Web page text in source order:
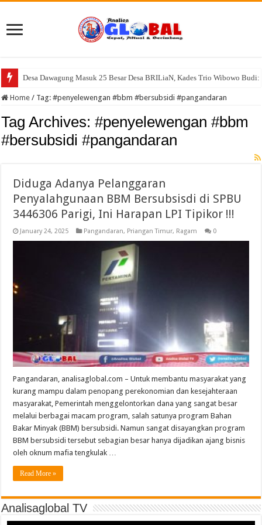
Desa Dawagung Masuk 25 Besar Desa BRILiaN, Kades Trio Wibowo
Warga Resah, Kandang dan Pemotongan Ayam di Desa Cisayong Diduga
Home / Tag:#penyelewengan #bbm #bersubsidi #pangandaran
Tag Archives:#penyelewengan #bbm
#bersubsidi #pangandaran
Diduga Adanya Pelanggaran
Penyalahgunaan BBM Bersubsisdi di SPBU
3446306 Parigi, Ini Harapan LPI Tipikor !!!
January 24, 2025 Pangandaran, Priangan Timur, Ragam 0
Pangandaran, analisaglobal.com – Untuk membantu masyarakat yang
kurang mampu dalam penopang perekonomian dan kesejahteraan
masyarakat, Pemerintah menggelontorkan dana yang sangat besar
melalui berbagai macam program, salah satunya program Bahan
Bakar Minyak (BBM) bersubsidi. Namun sangat disayangkan program
BBM bersubsidi tersebut sebagian besar hanya dijadikan ajang bisnis
oleh oknum mafia tengkulak …
Read More »
Analisaglobal TV